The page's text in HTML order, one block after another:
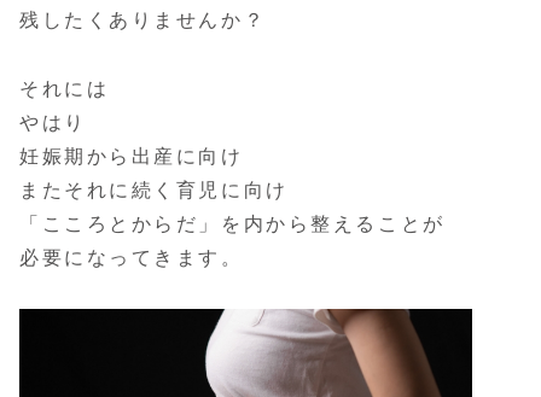
残したくありませんか？
それには
やはり
妊娠期から出産に向け
またそれに続く育児に向け
「こころとからだ」を内から整えることが
必要になってきます。